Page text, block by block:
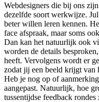
Webdesigners die bij ons
dezelfde soort werkwijze.
beter willen leren kennen.
face afspraak, maar soms
Dan kan het natuurlijk ook
worden de details
heeft. Vervolgens wordt er
zodat jij een beeld krijgt van
Heb je nog op of
aangepast. Natuurlijk, hoe
tussentijdse feedback